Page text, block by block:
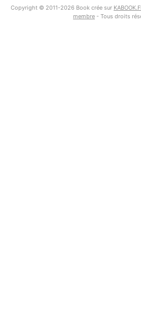
Copyright © 2011-2026 Book crée sur
membre - Tous droits